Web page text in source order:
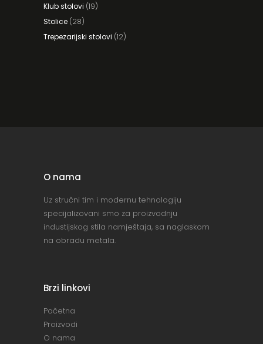
Klub stolovi (19)
Stolice (28)
Trepezarijski stolovi (12)
O nama
Uz stručni tim i modernu tehnologiju
specijalizovani smo za proizvodnju
industijskog stila namještaja, sa naglaskom
na obradu metala.
Brzi linkovi
Početna
Proizvodi
O nama